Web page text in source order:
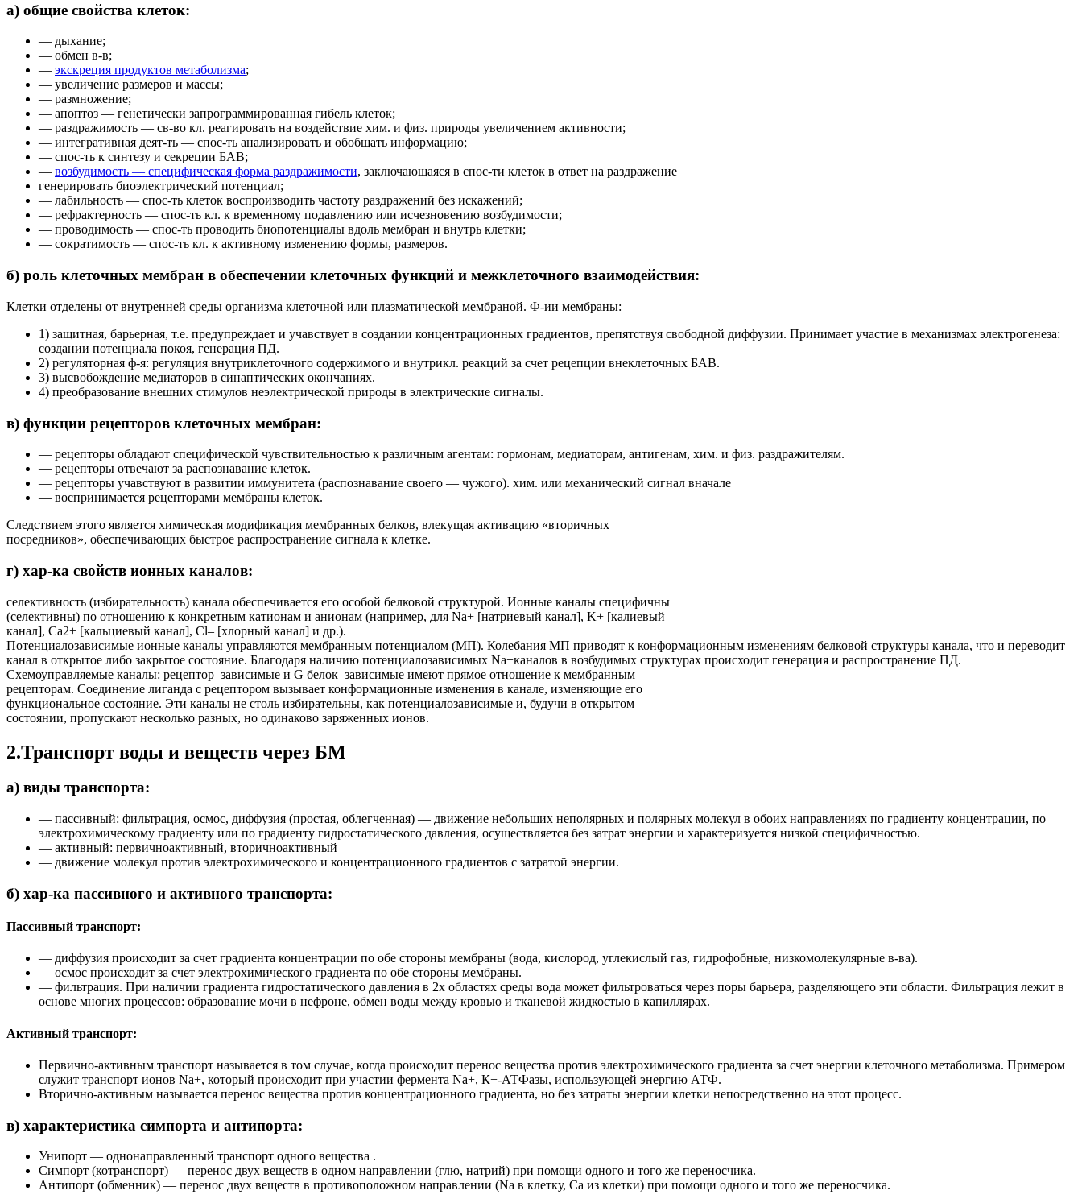
а) общие свойства клеток:
— дыхание;
— обмен в-в;
— экскреция продуктов метаболизма;
— увеличение размеров и массы;
— размножение;
— апоптоз — генетически запрограммированная гибель клеток;
— раздражимость — св-во кл. реагировать на воздействие хим. и физ. природы увеличением активности;
— интегративная деят-ть — спос-ть анализировать и обобщать информацию;
— спос-ть к синтезу и секреции БАВ;
— возбудимость — специфическая форма раздражимости, заключающаяся в спос-ти клеток в ответ на раздражение
генерировать биоэлектрический потенциал;
— лабильность — спос-ть клеток воспроизводить частоту раздражений без искажений;
— рефрактерность — спос-ть кл. к временному подавлению или исчезновению возбудимости;
— проводимость — спос-ть проводить биопотенциалы вдоль мембран и внутрь клетки;
— сократимость — спос-ть кл. к активному изменению формы, размеров.
б) роль клеточных мембран в обеспечении клеточных функций и межклеточного взаимодействия:
Клетки отделены от внутренней среды организма клеточной или плазматической мембраной. Ф-ии мембраны:
1) защитная, барьерная, т.е. предупреждает и учавствует в создании концентрационных градиентов, препятствуя свободной диффузии. Принимает участие в механизмах электрогенеза:
создании потенциала покоя, генерация ПД.
2) регуляторная ф-я: регуляция внутриклеточного содержимого и внутрикл. реакций за счет рецепции внеклеточных БАВ.
3) высвобождение медиаторов в синаптических окончаниях.
4) преобразование внешних стимулов неэлектрической природы в электрические сигналы.
в) функции рецепторов клеточных мембран:
— рецепторы обладают специфической чувствительностью к различным агентам: гормонам, медиаторам, антигенам, хим. и физ. раздражителям.
— рецепторы отвечают за распознавание клеток.
— рецепторы учавствуют в развитии иммунитета (распознавание своего — чужого). хим. или механический сигнал вначале
— воспринимается рецепторами мембраны клеток.
Следствием этого является химическая модификация мембранных белков, влекущая активацию «вторичных
посредников», обеспечивающих быстрое распространение сигнала к клетке.
г) хар-ка свойств ионных каналов:
селективность (избирательность) канала обеспечивается его особой белковой структурой. Ионные каналы специфичны
(селективны) по отношению к конкретным катионам и анионам (например, для Na+ [натриевый канал], K+ [калиевый
канал], Ca2+ [кальциевый канал], Cl– [хлорный канал] и др.).
Потенциалозависимые ионные каналы управляются мембранным потенциалом (МП). Колебания МП приводят к конформационным изменениям белковой структуры канала, что и переводит
канал в открытое либо закрытое состояние. Благодаря наличию потенциалозависимых Na+каналов в возбудимых структурах происходит генерация и распространение ПД.
Схемоуправляемые каналы: рецептор–зависимые и G белок–зависимые имеют прямое отношение к мембранным
рецепторам. Соединение лиганда с рецептором вызывает конформационные изменения в канале, изменяющие его
функциональное состояние. Эти каналы не столь избирательны, как потенциалозависимые и, будучи в открытом
состоянии, пропускают несколько разных, но одинаково заряженных ионов.
2.Транспорт воды и веществ через БМ
а) виды транспорта:
— пассивный: фильтрация, осмос, диффузия (простая, облегченная) — движение небольших неполярных и полярных молекул в обоих направлениях по градиенту концентрации, по
электрохимическому градиенту или по градиенту гидростатического давления, осуществляется без затрат энергии и характеризуется низкой специфичностью.
— активный: первичноактивный, вторичноактивный
— движение молекул против электрохимического и концентрационного градиентов с затратой энергии.
б) хар-ка пассивного и активного транспорта:
Пассивный транспорт:
— диффузия происходит за счет градиента концентрации по обе стороны мембраны (вода, кислород, углекислый газ, гидрофобные, низкомолекулярные в-ва).
— осмос происходит за счет электрохимического градиента по обе стороны мембраны.
— фильтрация. При наличии градиента гидростатического давления в 2х областях среды вода может фильтроваться через поры барьера, разделяющего эти области. Фильтрация лежит в
основе многих процессов: образование мочи в нефроне, обмен воды между кровью и тканевой жидкостью в капиллярах.
Активный транспорт:
Первично-активным транспорт называется в том случае, когда происходит перенос вещества против электрохимического градиента за счет энергии клеточного метаболизма. Примером
служит транспорт ионов Na+, который происходит при участии фермента Na+, К+-АТФазы, использующей энергию АТФ.
Вторично-активным называется перенос вещества против концентрационного градиента, но без затраты энергии клетки непосредственно на этот процесс.
в) характеристика симпорта и антипорта:
Унипорт — однонаправленный транспорт одного вещества .
Симпорт (котранспорт) — перенос двух веществ в одном направлении (глю, натрий) при помощи одного и того же переносчика.
Антипорт (обменник) — перенос двух веществ в противоположном направлении (Na в клетку, Ca из клетки) при помощи одного и того же переносчика.